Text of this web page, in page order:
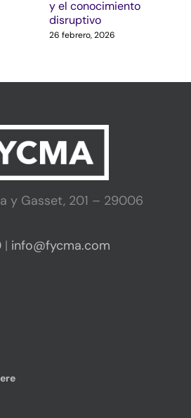
y el conocimiento
disruptivo
26 febrero, 2026
y Gasset, 201 – 29006
| info@fycma.com